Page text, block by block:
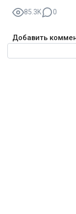
85.3K 0
Добавить